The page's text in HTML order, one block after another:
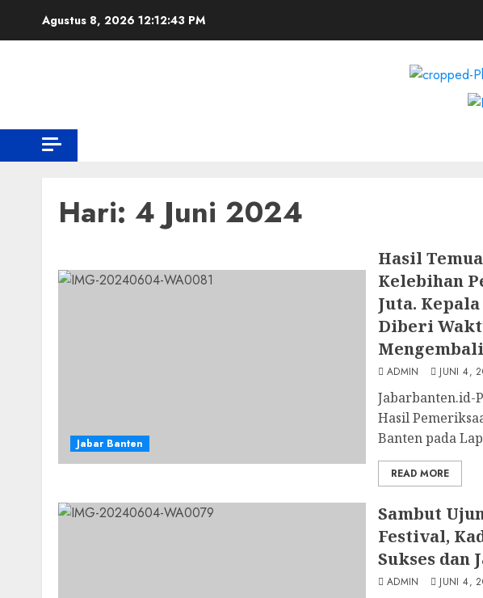
Agustus 8, 2026 12:12:43 PM
Hari: 4 Juni 2024
Jabar Banten
Hasil
Kelebihan
Juta.
Diberi
ADMIN JUNI 4,
Jabarbanten.id-
Hasil
Banten pada
READ MORE
Sambut
Festival,
Sukses dan
ADMIN JUNI 4,